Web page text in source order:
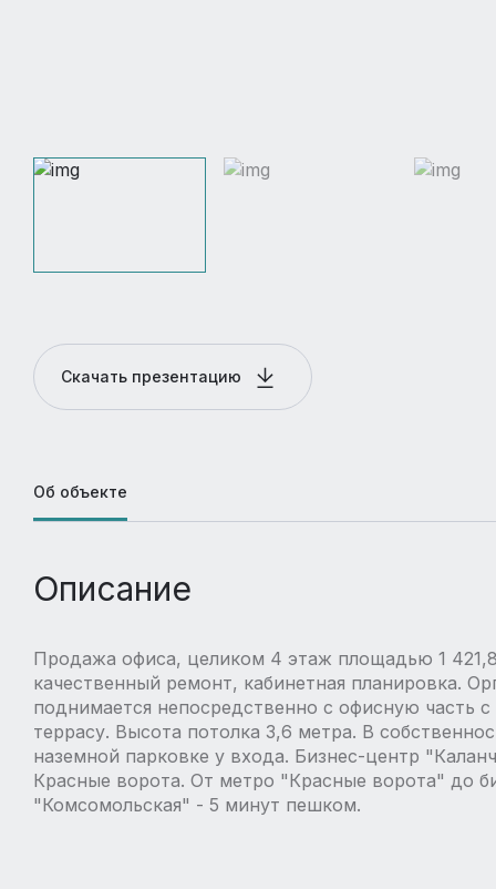
Скачать презентацию
Об объекте
Описание
Продажа офиса, целиком 4 этаж площадью 1
качественный ремонт, кабинетная планировка.
поднимается непосредственно с офисную часть
террасу. Высота потолка 3,6 метра. В
наземной парковке у входа. Бизнес-центр
Красные ворота. От метро "Красные ворота" до
"Комсомольская" - 5 минут пешком.